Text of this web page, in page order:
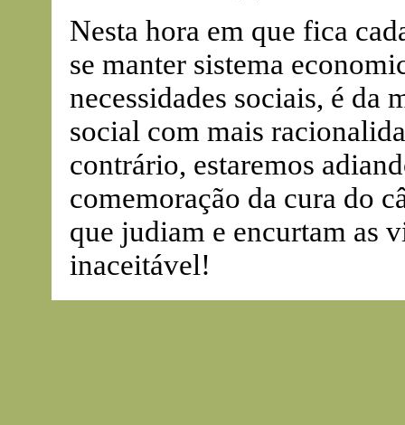
Nesta hora em que fica
se manter sistema
necessidades sociais, é da
social com mais
contrário, estaremos
comemoração da cura do
que judiam e encurtam as
inaceitável!